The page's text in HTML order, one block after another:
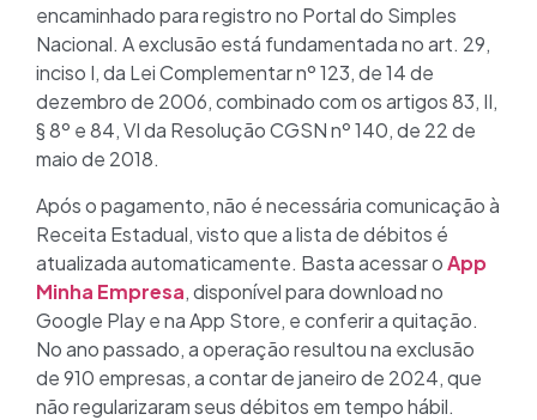
encaminhado para registro no Portal do Simples
Nacional. A exclusão está fundamentada no art. 29,
inciso I, da Lei Complementar nº 123, de 14 de
dezembro de 2006, combinado com os artigos 83, II,
§ 8º e 84, VI da Resolução CGSN nº 140, de 22 de
maio de 2018.
Após o pagamento, não é necessária comunicação à
Receita Estadual, visto que a lista de débitos é
atualizada automaticamente. Basta acessar oApp
Minha Empresa, disponível para download no
Google Play e na App Store, e conferir a quitação.
No ano passado, a operação resultou na exclusão
de 910 empresas, a contar de janeiro de 2024, que
não regularizaram seus débitos em tempo hábil.